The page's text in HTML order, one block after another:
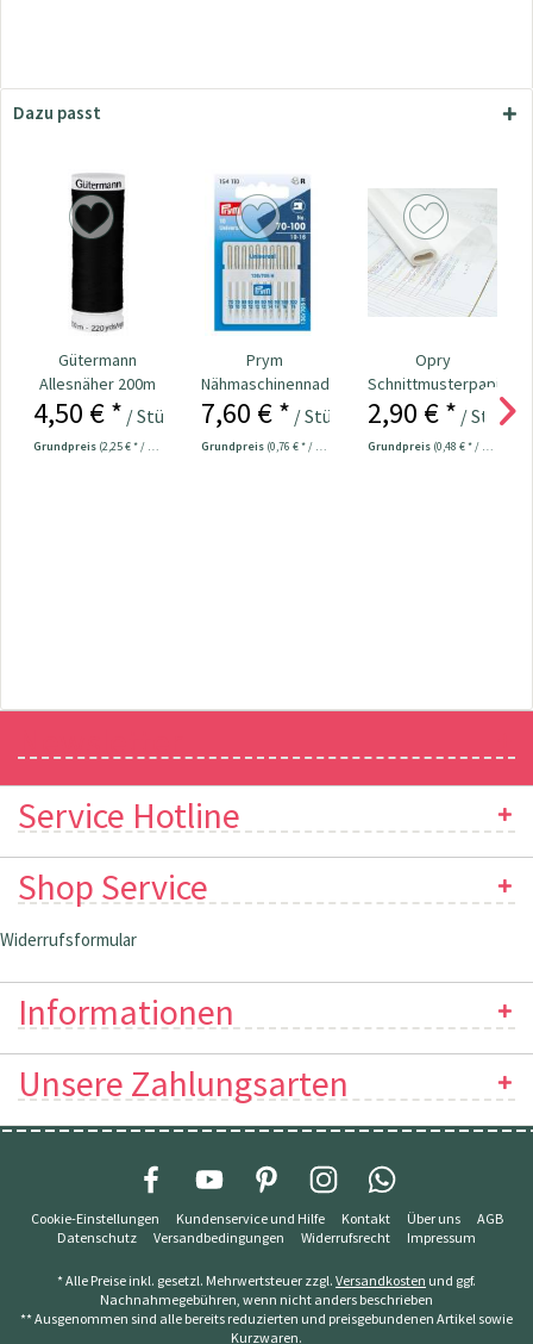
Dazu passt
Gütermann
Allesnäher 200m
Fb. 000 - schwarz
4,50 € * / Stück
Grundpreis (2,25 € * / 100 Meter)
Prym
Nähmaschinennadeln
130/705
Universal...
7,60 € * / Stück
Grundpreis (0,76 € * / 1 Stück)
Opry
Schnittmusterpapier
- Seidenpapier...
2,90 € * / Stück
Grundpreis (0,48 € * / 1 m²)
Service Hotline
Shop Service
Widerrufsformular
Informationen
Unsere Zahlungsarten
Cookie-Einstellungen Kundenservice und Hilfe Kontakt Über uns
AGB
Datenschutz
Versandbedingungen Widerrufsrecht Impressum
* Alle Preise inkl. gesetzl. Mehrwertsteuer zzgl. Versandkosten und ggf.
Nachnahmegebühren, wenn nicht anders beschrieben
** Ausgenommen sind alle bereits reduzierten und preisgebundenen Artikel sowie
Kurzwaren.